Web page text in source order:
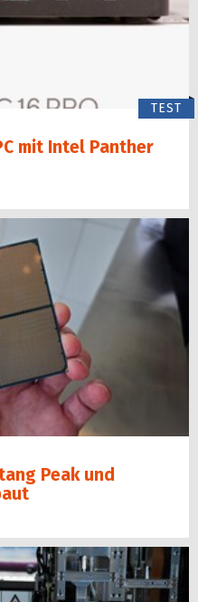
TEST
mit Intel Panther
Peak und